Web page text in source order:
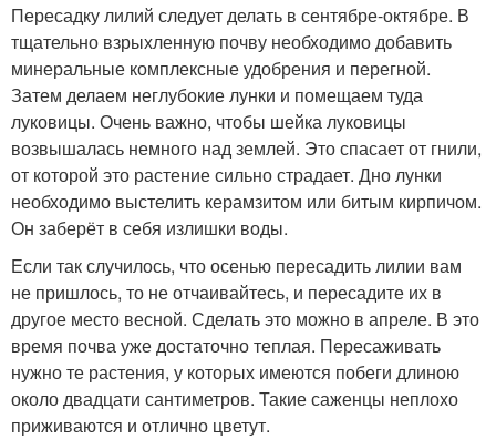
Пересадку лилий следует делать в сентябре-октябре. В
тщательно взрыхленную почву необходимо добавить
минеральные комплексные удобрения и перегной.
Затем делаем неглубокие лунки и помещаем туда
луковицы. Очень важно, чтобы шейка луковицы
возвышалась немного над землей. Это спасает от гнили,
от которой это растение сильно страдает. Дно лунки
необходимо выстелить керамзитом или битым кирпичом.
Он заберёт в себя излишки воды.
Если так случилось, что осенью пересадить лилии вам
не пришлось, то не отчаивайтесь, и пересадите их в
другое место весной. Сделать это можно в апреле. В это
время почва уже достаточно теплая. Пересаживать
нужно те растения, у которых имеются побеги длиною
около двадцати сантиметров. Такие саженцы неплохо
приживаются и отлично цветут.